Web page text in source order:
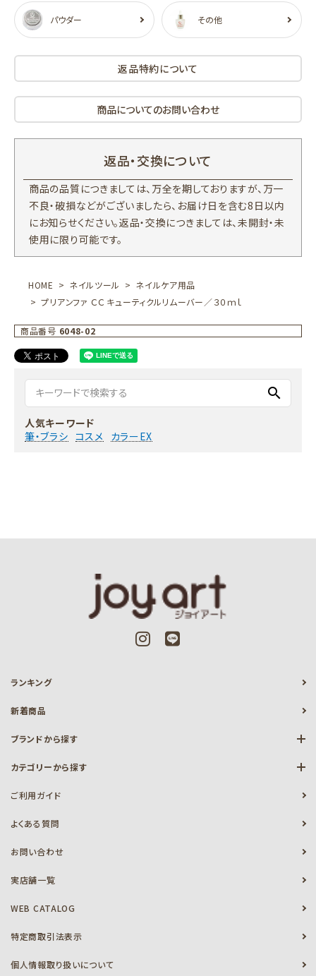
パウダー その他
返品特約について
商品についてのお問い合わせ
返品・交換について
商品の品質につきましては、万全を期しておりますが、万一
不良・破損などがございましたら、お届け日を含む8日以内
にお知らせください。返品・交換につきましては、未開封・未
使用に限り可能です。
HOME ネイルツール
ネイルケア用品
プリアンファ ＣＣ キューティクルリムーバー／３０ｍｌ
商品番号 6048-02
search
人気キーワード
筆・ブラシ コスメ カラーEX
ランキング
新着商品
ブランドから探す
カテゴリーから探す
ご利用ガイド
よくある質問
お問い合わせ
実店舗一覧
WEB CATALOG
特定商取引法表示
個人情報取り扱いについて